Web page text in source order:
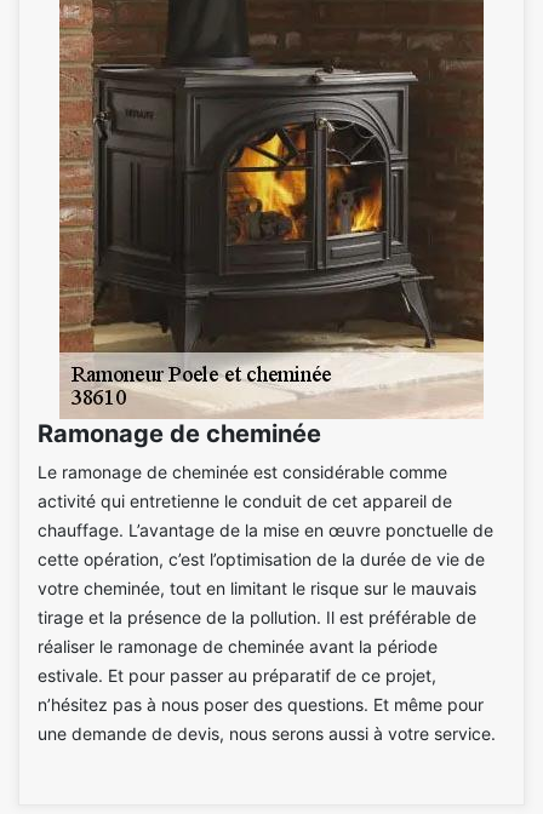
Ramonage de cheminée
Le ramonage de cheminée est considérable comme
activité qui entretienne le conduit de cet appareil de
chauffage. L’avantage de la mise en œuvre ponctuelle de
cette opération, c’est l’optimisation de la durée de vie de
votre cheminée, tout en limitant le risque sur le mauvais
tirage et la présence de la pollution. Il est préférable de
réaliser le ramonage de cheminée avant la période
estivale. Et pour passer au préparatif de ce projet,
n’hésitez pas à nous poser des questions. Et même pour
une demande de devis, nous serons aussi à votre service.